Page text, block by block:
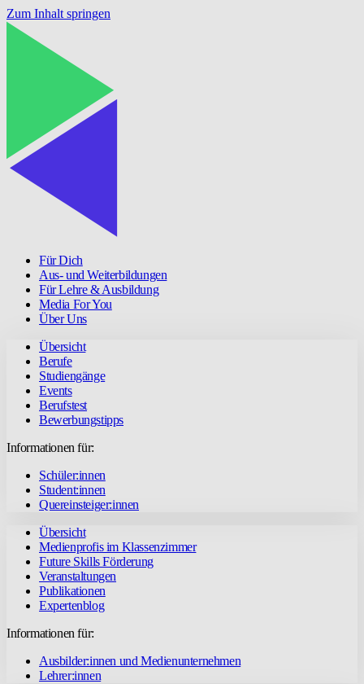
Zum Inhalt springen
Für Dich
Aus- und Weiterbildungen
Für Lehre & Ausbildung
Media For You
Über Uns
Übersicht
Berufe
Studiengänge
Events
Berufstest
Bewerbungstipps
Informationen für:
Schüler:innen
Student:innen
Quereinsteiger:innen
Übersicht
Medienprofis im Klassenzimmer
Future Skills Förderung
Veranstaltungen
Publikationen
Expertenblog
Informationen für:
Ausbilder:innen und Medienunternehmen
Lehrer:innen